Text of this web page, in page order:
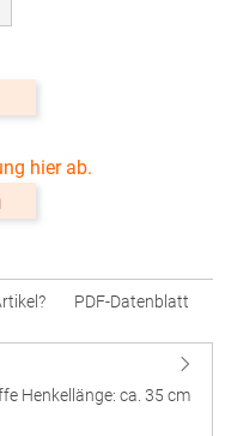
hier ab.
PDF-Datenblatt
Henkellänge: ca. 35 cm